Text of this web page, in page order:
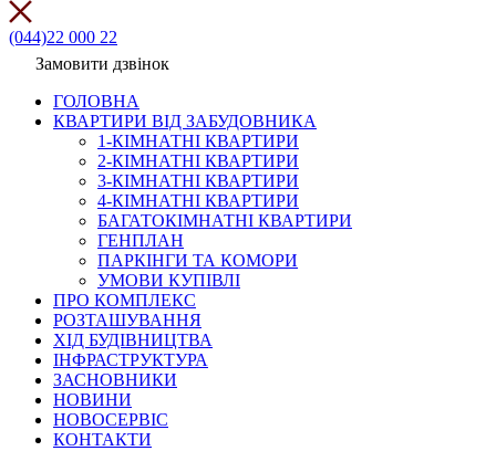
(044)22 000 22
Замовити дзвінок
ГОЛОВНА
КВАРТИРИ ВІД ЗАБУДОВНИКА
1-КІМНАТНІ КВАРТИРИ
2-КІМНАТНІ КВАРТИРИ
3-КІМНАТНІ КВАРТИРИ
4-КІМНАТНІ КВАРТИРИ
БАГАТОКІМНАТНІ КВАРТИРИ
ГЕНПЛАН
ПАРКІНГИ ТА КОМОРИ
УМОВИ КУПІВЛІ
ПРО КОМПЛЕКС
РОЗТАШУВАННЯ
ХІД БУДІВНИЦТВА
ІНФРАСТРУКТУРА
ЗАСНОВНИКИ
НОВИНИ
НОВОСЕРВІС
КОНТАКТИ